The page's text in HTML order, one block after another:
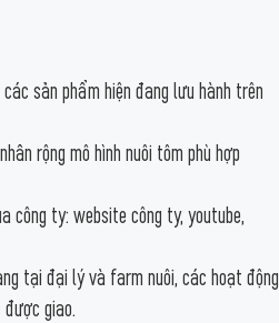
sản phẩm hiện đang lưu hành trên
rộng mô hình nuôi tôm phù hợp
công ty: website công ty, youtube,
tại đại lý và farm nuôi, các hoạt động
giao.